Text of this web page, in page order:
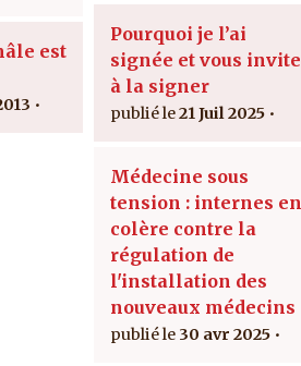
est
Pourquoi je l’ai
signée et vous invite
à la signer
21 Juil 2025
Médecine sous
tension : internes en
colère contre la
régulation de
l'installation des
nouveaux médecins
30 avr 2025